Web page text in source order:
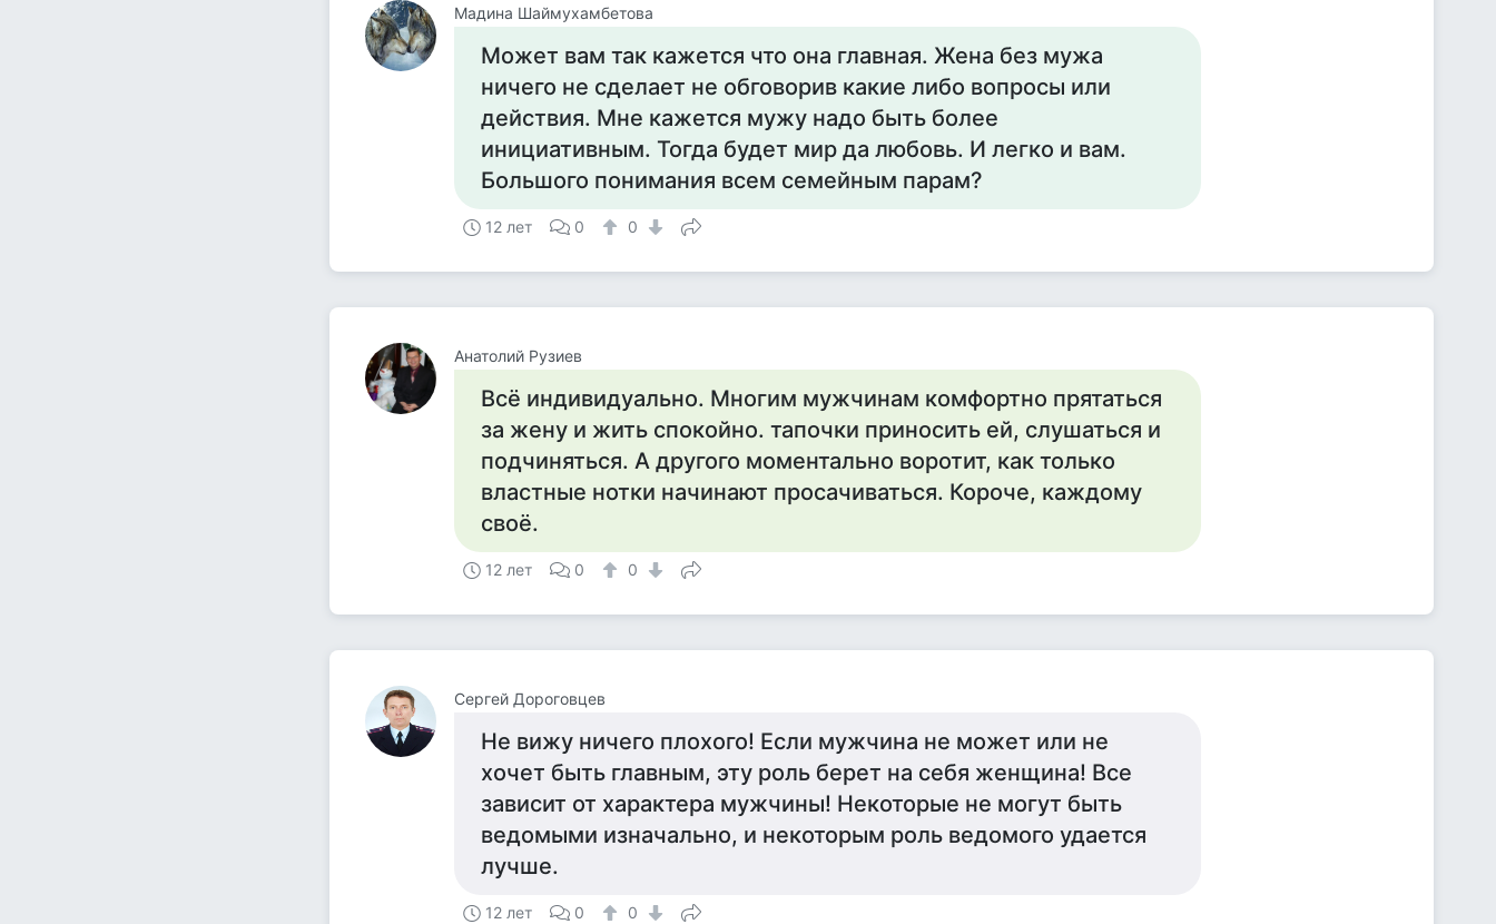
Мадина Шаймухамбетова
Может вам так кажется что она главная. Жена без мужа
ничего не сделает не обговорив какие либо вопросы или
действия. Мне кажется мужу надо быть более
инициативным. Тогда будет мир да любовь. И легко и вам.
Большого понимания всем семейным парам?
12 лет 0 0
Анатолий Рузиев
Всё индивидуально. Многим мужчинам комфортно прятаться
за жену и жить спокойно. тапочки приносить ей, слушаться и
подчиняться. А другого моментально воротит, как только
властные нотки начинают просачиваться. Короче, каждому
своё.
12 лет 0 0
Сергей Дороговцев
Не вижу ничего плохого! Если мужчина не может или не
хочет быть главным, эту роль берет на себя женщина! Все
зависит от характера мужчины! Некоторые не могут быть
ведомыми изначально, и некоторым роль ведомого удается
лучше.
12 лет 0 0